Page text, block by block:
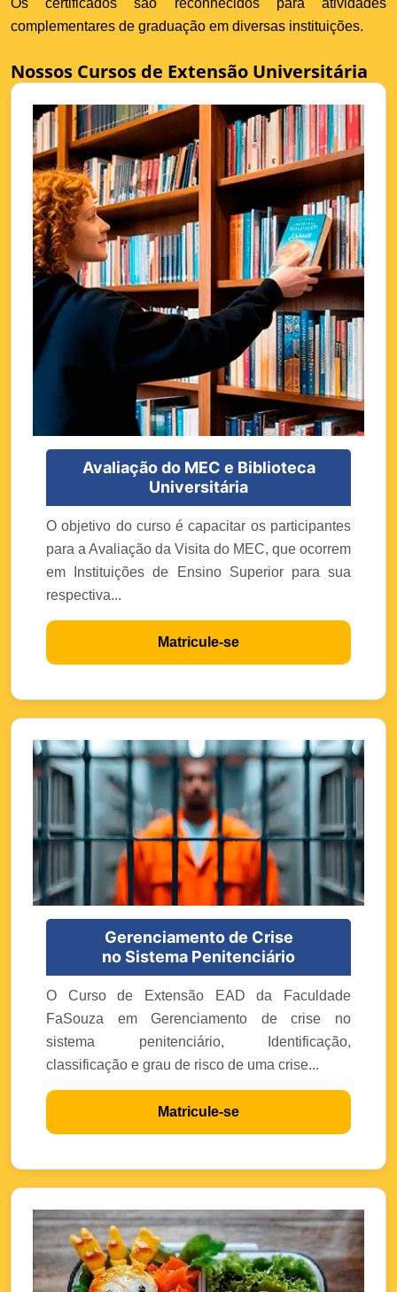
Os certificados são reconhecidos para atividades
complementares de graduação em diversas instituições.
Nossos Cursos de Extensão Universitária
Avaliação do MEC e Biblioteca
Universitária
O objetivo do curso é capacitar os participantes
para a Avaliação da Visita do MEC, que ocorrem
em Instituições de Ensino Superior para sua
respectiva...
Matricule-se
Gerenciamento de Crise
no Sistema Penitenciário
O Curso de Extensão EAD da Faculdade
FaSouza em Gerenciamento de crise no
sistema penitenciário, Identificação,
classificação e grau de risco de uma crise...
Matricule-se